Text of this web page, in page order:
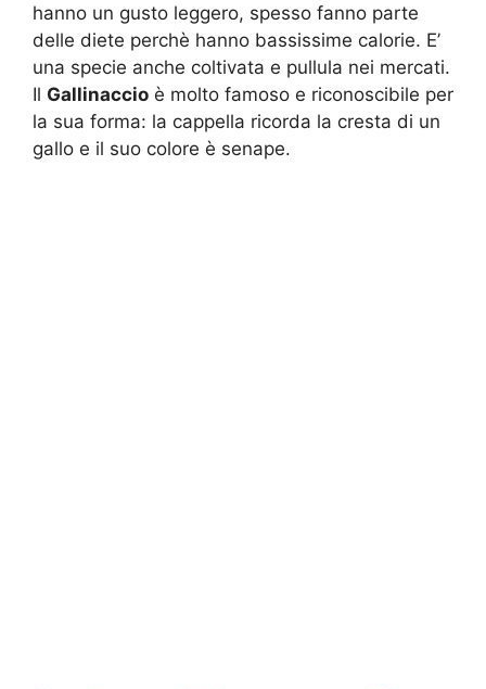
hanno un gusto leggero, spesso fanno parte
delle diete perchè hanno bassissime calorie. E’
una specie anche coltivata e pullula nei mercati.
Il Gallinaccio è molto famoso e riconoscibile per
la sua forma: la cappella ricorda la cresta di un
gallo e il suo colore è senape.